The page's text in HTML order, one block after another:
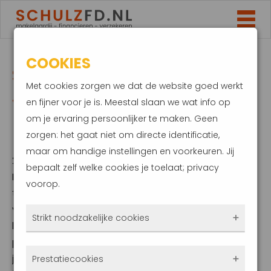
STERKSTE STIJGING
WONINGPRIJZEN IN
BIJNA 2 JAAR
22 augustus 2024
De Nederlandse huizenmarkt blijft op volle
toeren draaien. Dat blijkt uit de laatste cijfers
van het CBS. In juli 2024 lagen de prijzen van
bestaande koopwoningen maar 10,6
procent hoger dan in dezelfde maand een
jaar eerder. Dit is de grootste prijsstijging in
COOKIES
Met cookies zorgen we dat de website goed werkt
en fijner voor je is. Meestal slaan we wat info op
om je ervaring persoonlijker te maken. Geen
zorgen: het gaat niet om directe identificatie,
maar om handige instellingen en voorkeuren. Jij
bepaalt zelf welke cookies je toelaat; privacy
voorop.
Strikt noodzakelijke cookies
Prestatiecookies